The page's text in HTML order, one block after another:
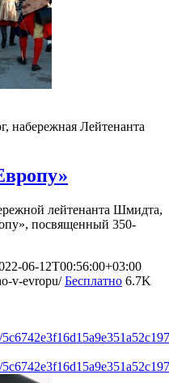
набережная Лейтенанта
лейтенанта Шмидта,
посвященный 350-
06-12T00:56:00+03:00
v-evropu/ Бесплатно 6.7K